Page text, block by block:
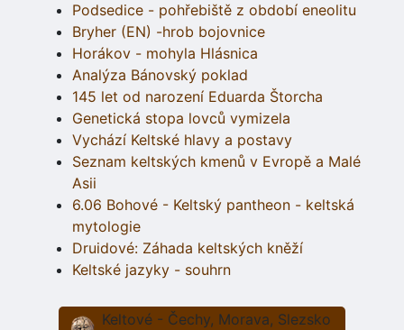
Podsedice - pohřebiště z období eneolitu
Bryher (EN) -hrob bojovnice
Horákov - mohyla Hlásnica
Analýza Bánovský poklad
145 let od narození Eduarda Štorcha
Genetická stopa lovců vymizela
Vychází Keltské hlavy a postavy
Seznam keltských kmenů v Evropě a Malé
Asii
6.06 Bohové - Keltský pantheon - keltská
mytologie
Druidové: Záhada keltských kněží
Keltské jazyky - souhrn
Keltové - Čechy, Morava, Slezsko